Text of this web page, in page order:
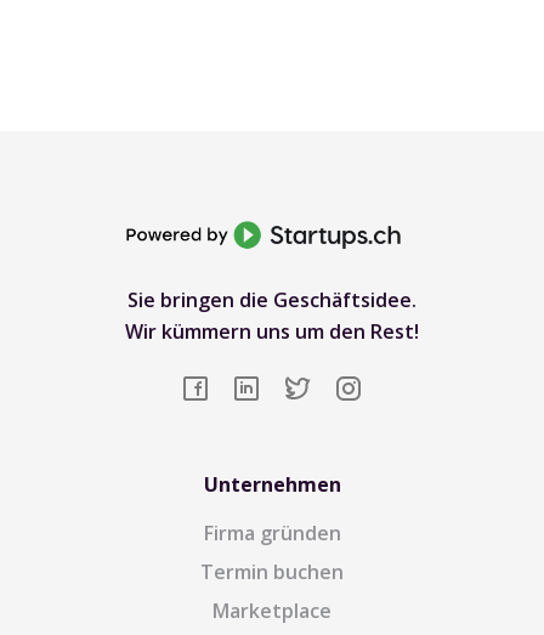
Sie bringen die Geschäftsidee.
Wir kümmern uns um den Rest!
Unternehmen
Firma gründen
Termin buchen
Marketplace